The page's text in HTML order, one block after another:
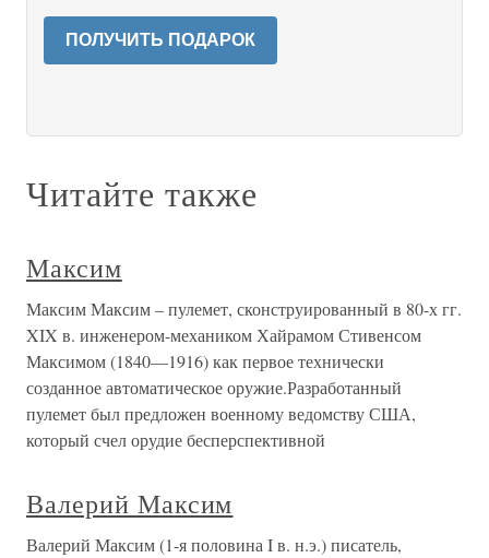
ПОЛУЧИТЬ ПОДАРОК
Читайте также
Максим
Максим Максим – пулемет, сконструированный в 80-х гг.
XIX в. инженером-механиком Хайрамом Стивенсом
Максимом (1840—1916) как первое технически
созданное автоматическое оружие.Разработанный
пулемет был предложен военному ведомству США,
который счел орудие бесперспективной
Валерий Максим
Валерий Максим (1-я половина I в. н.э.) писатель,